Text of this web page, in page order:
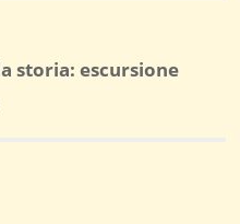
storia: escursione